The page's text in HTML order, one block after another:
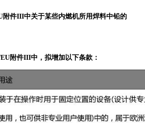
附件III中关于某些内燃机所用焊料中铅的
附件III中，拟增加以下条款：